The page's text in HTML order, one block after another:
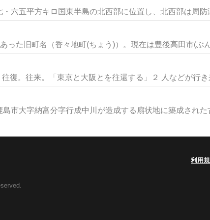
六五平方キロ国東半島の北西部に位置し、北西部は周防
った旧町名（香々地町(ちょう)）。現在は豊後高田市(ぶん
復。往来。「東京と大阪とを往還する」２ 人などが行き
市大字納富分字行成中川が造成する扇状地に築成された
利用